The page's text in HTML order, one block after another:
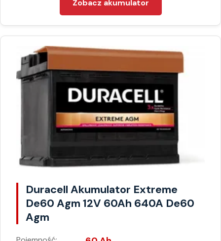
Zobacz akumulator
Duracell Akumulator Extreme
De60 Agm 12V 60Ah 640A De60
Agm